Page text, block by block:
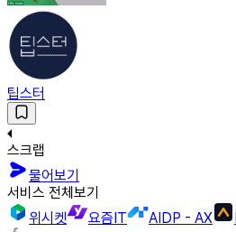
팁스터
스크랩
물어보기
서비스 전체보기
위시켓
요즘IT AIDP - AX